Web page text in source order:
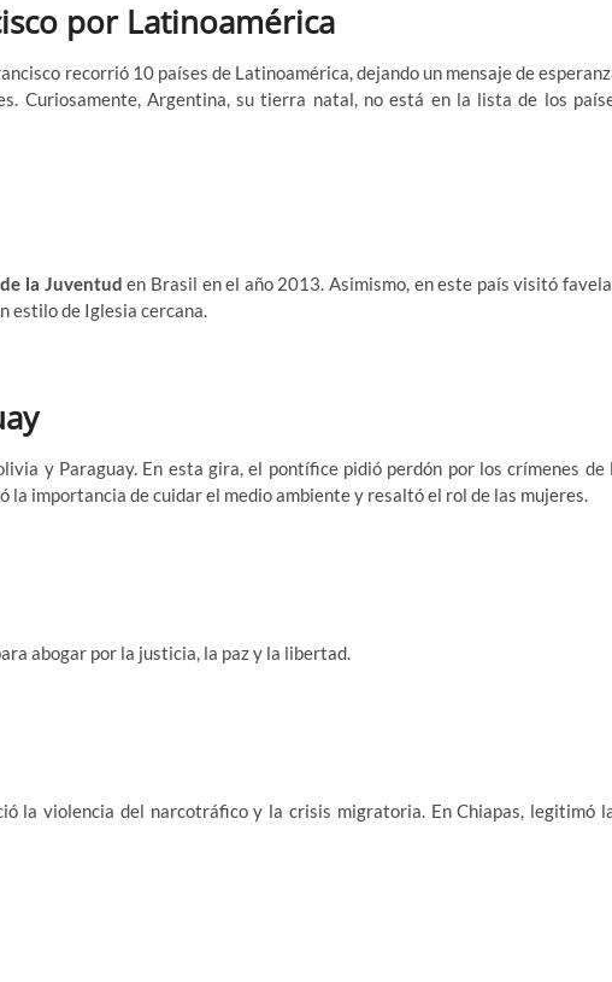
por Latinoamérica
recorrió 10 países de Latinoamérica, dejando un mensaje de
Curiosamente, Argentina, su tierra natal, no está en la lista de los
la Juventud en Brasil en el año 2013. Asimismo, en este país visitó
estilo de Iglesia cercana.
y Paraguay. En esta gira, el pontífice pidió perdón por los crímenes de
la importancia de cuidar el medio ambiente y resaltó el rol de las mujeres.
abogar por la justicia, la paz y la libertad.
la violencia del narcotráfico y la crisis migratoria. En Chiapas, legitimó